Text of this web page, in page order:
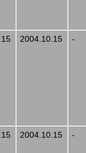
2004.10.15 -
2004.10.15 -